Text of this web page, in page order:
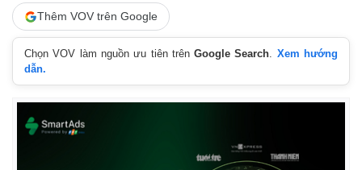
Kinh tế
Bất động sản
Khởi nghiệp
Giá vàng
Tiêu dùng
Thêm VOV trên Google
Chọn VOV làm nguồn ưu tiên trênGoogle Search. Xem hướng
dẫn.